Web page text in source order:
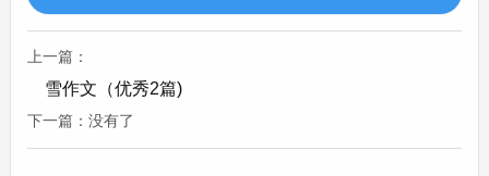
童年趣事作文500字
童年，就像一个五彩斑斓的梦，充满了无尽的欢乐
上一篇：
雪作文（优秀2篇)
下一篇：没有了